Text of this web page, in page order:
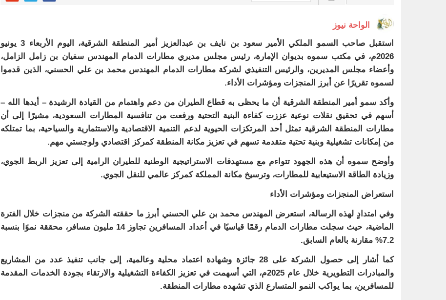
الواحة نيوز
استقبل صاحب السمو الملكي الأمير سعود بن نايف بن عبدالعزيز أمير المنطقة الشرقية، اليوم الأربعاء 3 يونيو
2026م، في مكتب سموه بديوان الإمارة، رئيس مجلس مديري مطارات الدمام المهندس سفيان بن زامل الزامل،
وأعضاء مجلس المديرين، والرئيس التنفيذي لشركة مطارات الدمام المهندس محمد بن علي الحسني، الذين قدموا
لسموه تقريرًا عن أبرز المنجزات ومؤشرات الأداء.
وأكد سمو أمير المنطقة الشرقية أن ما يحظى به قطاع الطيران من دعم واهتمام من القيادة الرشيدة – أيدها الله –
أسهم في تحقيق نقلات نوعية عززت كفاءة البنية التحتية ورفعت من تنافسية المطارات السعودية، مشيرًا إلى أن
مطارات المنطقة الشرقية تمثل أحد المرتكزات الحيوية لدعم التنمية الاقتصادية والاستثمارية والسياحية، بما تمتلكه
من إمكانات تشغيلية وبنية تحتية متقدمة تسهم في تعزيز مكانة المنطقة كمركز اقتصادي ولوجستي مهم.
وأوضح سموه أن هذه الجهود تتواءم مع مستهدفات الاستراتيجية الوطنية للطيران الرامية إلى تعزيز الربط الجوي،
وزيادة الطاقة الاستيعابية للمطارات، وترسيخ مكانة المملكة كمركز عالمي للنقل الجوي.
استعراض المنجزات ومؤشرات الأداء
وفي امتدادٍ لهذه الرسالة، استعرض المهندس محمد بن علي الحسني أبرز ما حققته الشركة من منجزات خلال الفترة
الماضية، حيث سجلت مطارات الدمام رقمًا قياسيًا في أعداد المسافرين تجاوز 14 مليون مسافر، محققة نموًا بنسبة
7.2% مقارنة بالعام السابق.
كما أشار إلى حصول الشركة على 28 جائزة وشهادة اعتماد محلية وعالمية، إلى جانب تنفيذ عدد من المشاريع
والمبادرات التطويرية خلال عام 2025م، التي أسهمت في تعزيز الكفاءة التشغيلية والارتقاء بجودة الخدمات المقدمة
للمسافرين، بما يواكب النمو المتسارع الذي تشهده مطارات المنطقة.